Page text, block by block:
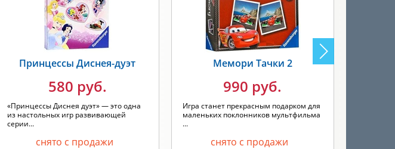
Принцессы Диснея-дуэт
580 руб.
«Принцессы Диснея дуэт» — это одна
из настольных игр развивающей
серии...
снято с продажи
Мемори Тачки 2
990 руб.
Игра станет прекрасным подарком для
маленьких поклонников мультфильма
...
снято с продажи